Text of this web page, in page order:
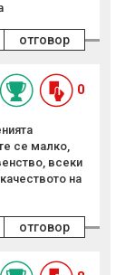
отговор
0
се малко,
всеки
на
отговор